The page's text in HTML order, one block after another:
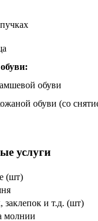
обуви
обуви (со
услуги
(шт)
заклепок и т.д. (шт)
молнии